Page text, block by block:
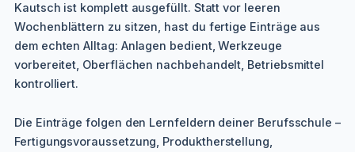
Kautsch ist komplett ausgefüllt. Statt vor leeren
Wochenblättern zu sitzen, hast du fertige Einträge aus
dem echten Alltag: Anlagen bedient, Werkzeuge
vorbereitet, Oberflächen nachbehandelt, Betriebsmittel
kontrolliert.
Die Einträge folgen den Lernfeldern deiner Berufsschule –
Fertigungsvoraussetzung, Produktherstellung,